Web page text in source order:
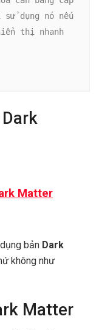
dụng nó nếu
thị nhanh
Matter
bản Dark
không như
Matter